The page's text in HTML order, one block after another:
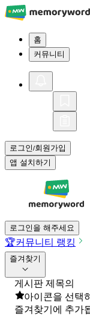
홈
커뮤니티
로그인/회원가입
앱 설치하기
로그인을 해주세요
🏆커뮤니티 랭킹
즐겨찾기
게시판 제목의
아이콘을 선택
즐겨찾기에 추가